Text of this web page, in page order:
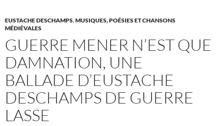
EUSTACHE DESCHAMPS,MUSIQUES, POÉSIES ET CHANSONS
MÉDIÉVALES
GUERRE MENER N’EST QUE
DAMNATION, UNE
BALLADE D’EUSTACHE
DESCHAMPS DE GUERRE
LASSE